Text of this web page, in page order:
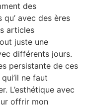
des
avec des ères
articles
juste une
différents jours.
persistante de ces
ne faut
L’esthétique avec
offrir mon